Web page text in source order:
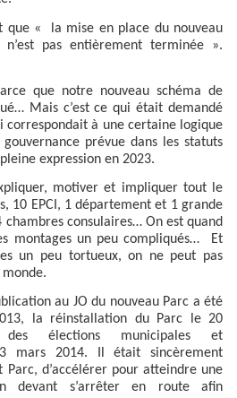
que « la mise en place du nouveau
pas entièrement terminée ».
que notre nouveau schéma de
Mais c’est ce qui était demandé
correspondait à une certaine logique
prévue dans les statuts
expression en 2023.
motiver et impliquer tout le
10 EPCI, 1 département et 1 grande
consulaires… On est quand
montages un peu compliqués…
Et
un peu tortueux, on ne peut pas
au JO du nouveau Parc a été
la réinstallation du Parc le 20
élections municipales et
mars 2014. Il était sincèrement
d’accélérer pour atteindre une
devant s’arrêter en route afin